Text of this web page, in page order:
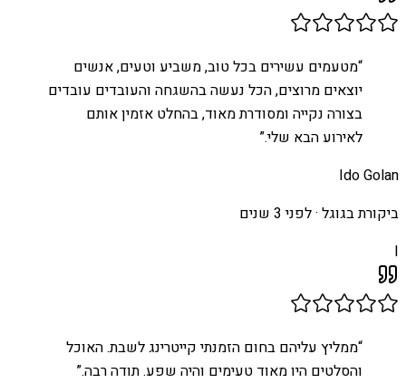
“מטעמים עשירים בכל טוב, משביע וטעים, אנשים
יוצאים מרוצים, הכל נעשה בהשגחה והעובדים עובדים
בצורה נקייה ומסודרת מאוד, בהחלט אזמין אותם
לאירוע הבא שלי.”
Ido Golan
ביקורת בגוגל ·לפני 3 שנים
I
“ממליץ עליהם בחום הזמנתי קייטרינג לשבת. האוכל
והסלטים היו מאוד טעימים והיה שפע. תודה רבה.”